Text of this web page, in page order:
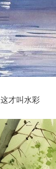
这才叫水彩